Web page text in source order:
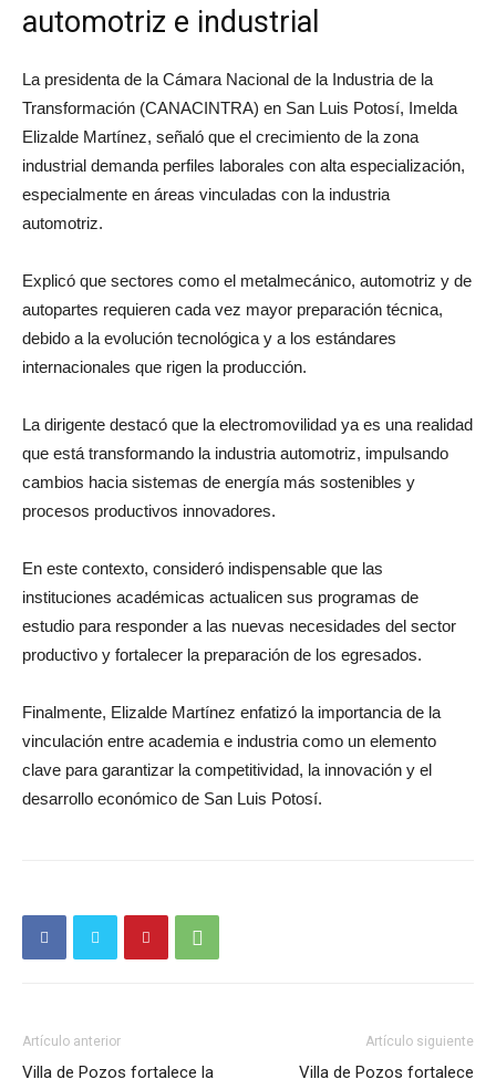
automotriz e industrial
La presidenta de la Cámara Nacional de la Industria de la
Transformación (CANACINTRA) en San Luis Potosí, Imelda
Elizalde Martínez, señaló que el crecimiento de la zona
industrial demanda perfiles laborales con alta especialización,
especialmente en áreas vinculadas con la industria
automotriz.
Explicó que sectores como el metalmecánico, automotriz y de
autopartes requieren cada vez mayor preparación técnica,
debido a la evolución tecnológica y a los estándares
internacionales que rigen la producción.
La dirigente destacó que la electromovilidad ya es una realidad
que está transformando la industria automotriz, impulsando
cambios hacia sistemas de energía más sostenibles y
procesos productivos innovadores.
En este contexto, consideró indispensable que las
instituciones académicas actualicen sus programas de
estudio para responder a las nuevas necesidades del sector
productivo y fortalecer la preparación de los egresados.
Finalmente, Elizalde Martínez enfatizó la importancia de la
vinculación entre academia e industria como un elemento
clave para garantizar la competitividad, la innovación y el
desarrollo económico de San Luis Potosí.
Artículo anterior
Villa de Pozos fortalece la
Artículo siguiente
Villa de Pozos fortalece